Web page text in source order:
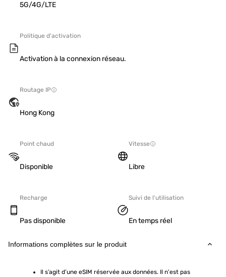
5G/4G/LTE
Politique d'activation
Activation à la connexion réseau.
Routage IP
Hong Kong
Point chaud
Disponible
Vitesse
Libre
Recharge
Pas disponible
Suivi de l'utilisation
En temps réel
Informations complètes sur le produit
Il s’agit d’une eSIM réservée aux données. Il n'est pas